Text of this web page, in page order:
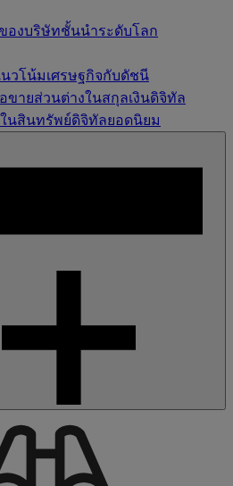
องบริษัทชั้นนำระดับโลก
วโน้มเศรษฐกิจกับดัชนี
ายส่วนต่างในสกุลเงินดิจิทัล
ในสินทรัพย์ดิจิทัลยอดนิยม